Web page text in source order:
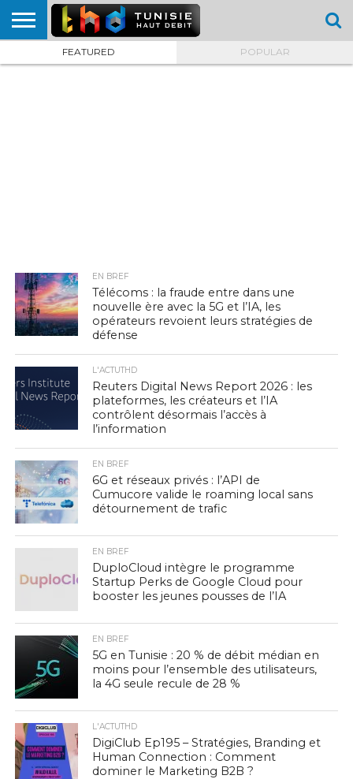
HOME
L’ACTUTHD
EN
PODCASTS
TEST
COMPARATIF
CARTE DE
CONTACT
FEATURED POPULAR
EN BREF
Télécoms : la fraude entre dans une
nouvelle ère avec la 5G et l’IA, les
opérateurs revoient leurs stratégies de
défense
L'ACTUTHD
Reuters Digital News Report 2026 : les
plateformes, les créateurs et l’IA
contrôlent désormais l’accès à
l’information
EN BREF
6G et réseaux privés : l’API de
Cumucore valide le roaming local sans
détournement de trafic
EN BREF
DuploCloud intègre le programme
Startup Perks de Google Cloud pour
booster les jeunes pousses de l’IA
EN BREF
5G en Tunisie : 20 % de débit médian en
moins pour l’ensemble des utilisateurs,
la 4G seule recule de 28 %
L'ACTUTHD
DigiClub Ep195 – Stratégies, Branding et
Human Connection : Comment
dominer le Marketing B2B ?